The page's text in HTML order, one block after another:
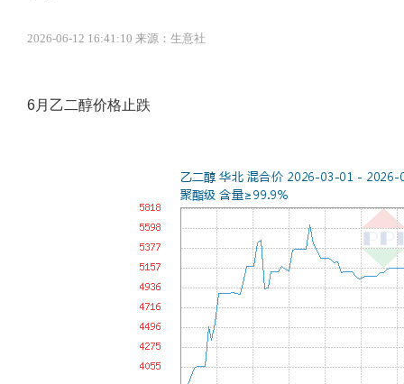
2026-06-12 16:41:10 来源：生意社
6月乙二醇价格止跌